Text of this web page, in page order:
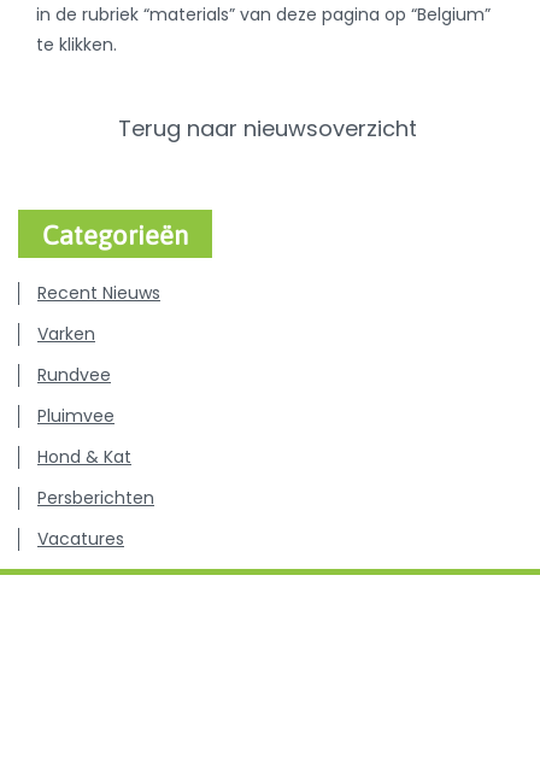
in de rubriek “materials” van deze pagina op “Belgium”
te klikken.
Terug naar nieuwsoverzicht
Categorieën
Recent Nieuws
Varken
Rundvee
Pluimvee
Hond & Kat
Persberichten
Vacatures